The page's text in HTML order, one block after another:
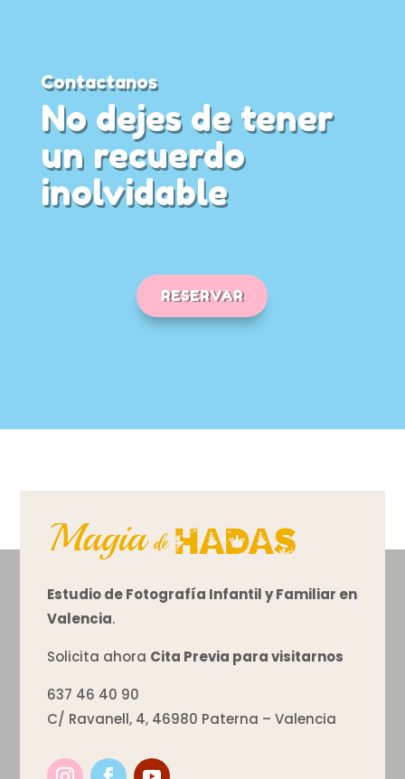
Contactanos
No dejes de tener
un recuerdo
inolvidable
RESERVAR
Estudio de Fotografía Infantil y Familiar en
Valencia.
Solicita ahora Cita Previa para visitarnos
637 46 40 90
C/ Ravanell, 4, 46980 Paterna – Valencia